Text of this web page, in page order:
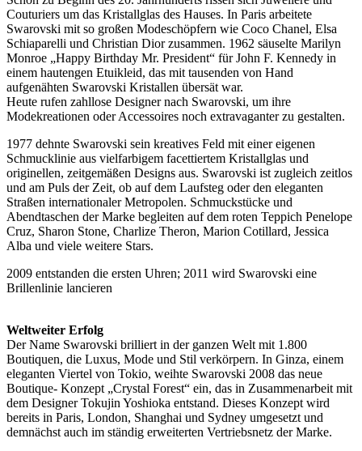
Couturiers um das Kristallglas des Hauses. In Paris arbeitete
Swarovski mit so großen Modeschöpfern wie Coco Chanel, Elsa
Schiaparelli und Christian Dior zusammen. 1962 säuselte Marilyn
Monroe „Happy Birthday Mr. President“ für John F. Kennedy in
einem hautengen Etuikleid, das mit tausenden von Hand
aufgenähten Swarovski Kristallen übersät war.
Heute rufen zahllose Designer nach Swarovski, um ihre
Modekreationen oder Accessoires noch extravaganter zu gestalten.
1977 dehnte Swarovski sein kreatives Feld mit einer eigenen
Schmucklinie aus vielfarbigem facettiertem Kristallglas und
originellen, zeitgemäßen Designs aus. Swarovski ist zugleich zeitlos
und am Puls der Zeit, ob auf dem Laufsteg oder den eleganten
Straßen internationaler Metropolen. Schmuckstücke und
Abendtaschen der Marke begleiten auf dem roten Teppich Penelope
Cruz, Sharon Stone, Charlize Theron, Marion Cotillard, Jessica
Alba und viele weitere Stars.
2009 entstanden die ersten Uhren; 2011 wird Swarovski eine
Brillenlinie lancieren
Weltweiter Erfolg
Der Name Swarovski brilliert in der ganzen Welt mit 1.800
Boutiquen, die Luxus, Mode und Stil verkörpern. In Ginza, einem
eleganten Viertel von Tokio, weihte Swarovski 2008 das neue
Boutique- Konzept „Crystal Forest“ ein, das in Zusammenarbeit mit
dem Designer Tokujin Yoshioka entstand. Dieses Konzept wird
bereits in Paris, London, Shanghai und Sydney umgesetzt und
demnächst auch im ständig erweiterten Vertriebsnetz der Marke.